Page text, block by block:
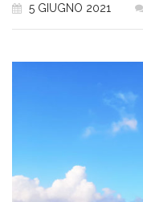
5 GIUGNO 2021